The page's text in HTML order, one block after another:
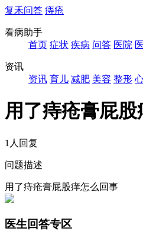
复禾问答 痔疮
看病助手
首页 症状 疾病 问答 医院
资讯
资讯 育儿 减肥 美容 整形
用了痔疮膏屁
1人回复
问题描述
用了痔疮膏屁股痒怎么回事
医生回答专区